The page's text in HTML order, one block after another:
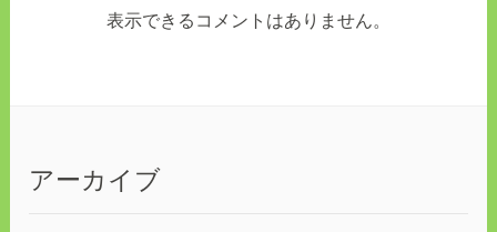
表示できるコメントはありません。
アーカイブ